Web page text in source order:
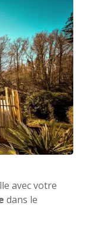
avec votre
dans le